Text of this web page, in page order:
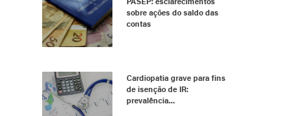
sobre ações do saldo das
contas
Cardiopatia grave para fins
de isenção de IR:
prevalência...